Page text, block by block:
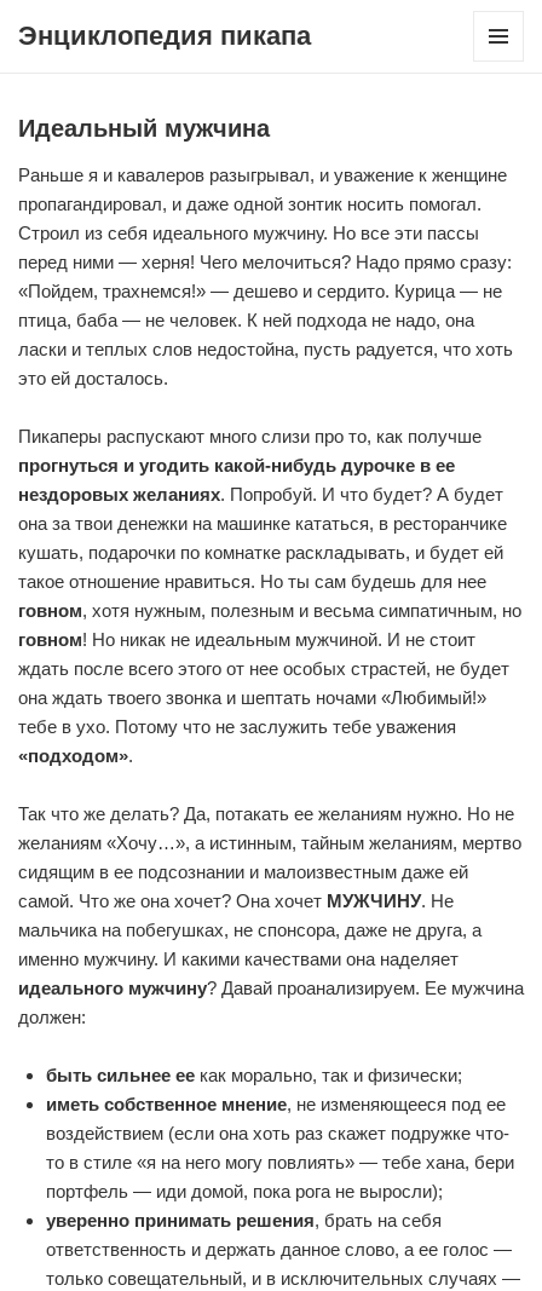
Энциклопедия пикапа
Идеальный мужчина
Раньше я и кавалеров разыгрывал, и уважение к женщине
пропагандировал, и даже одной зонтик носить помогал.
Строил из себя идеального мужчину. Но все эти пассы
перед ними — херня! Чего мелочиться? Надо прямо сразу:
«Пойдем, трахнемся!» — дешево и сердито. Курица — не
птица, баба — не человек. К ней подхода не надо, она
ласки и теплых слов недостойна, пусть радуется, что хоть
это ей досталось.
Пикаперы распускают много слизи про то, как получше
прогнуться и угодить какой-нибудь дурочке в ее
нездоровых желаниях. Попробуй. И что будет? А будет
она за твои денежки на машинке кататься, в ресторанчике
кушать, подарочки по комнатке раскладывать, и будет ей
такое отношение нравиться. Но ты сам будешь для нее
говном, хотя нужным, полезным и весьма симпатичным, но
говном! Но никак не идеальным мужчиной. И не стоит
ждать после всего этого от нее особых страстей, не будет
она ждать твоего звонка и шептать ночами «Любимый!»
тебе в ухо. Потому что не заслужить тебе уважения
«подходом».
Так что же делать? Да, потакать ее желаниям нужно. Но не
желаниям «Хочу…», а истинным, тайным желаниям, мертво
сидящим в ее подсознании и малоизвестным даже ей
самой. Что же она хочет? Она хочет МУЖЧИНУ. Не
мальчика на побегушках, не спонсора, даже не друга, а
именно мужчину. И какими качествами она наделяет
идеального мужчину? Давай проанализируем. Ее мужчина
должен:
быть сильнее еекак морально, так и физически;
иметь собственное мнение, не изменяющееся под ее
воздействием (если она хоть раз скажет подружке что-
то в стиле «я на него могу повлиять» — тебе хана, бери
портфель — иди домой, пока рога не выросли);
уверенно принимать решения, брать на себя
ответственность и держать данное слово, а ее голос —
только совещательный, и в исключительных случаях —